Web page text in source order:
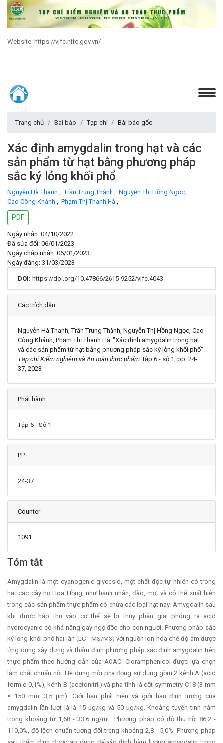
Website: https://vjfc.nifc.gov.vn/
Trang chủ Bài báo Tạp chí Bài báo gốc
Xác định amygdalin trong hạt và các
sản phẩm từ hạt bằng phương pháp
sắc ký lỏng khối phổ
Nguyễn Hà Thanh , Trần Trung Thành , Nguyễn Thị Hồng Ngọc ,
Cao Công Khánh , Phạm Thị Thanh Hà ,
PDF
Ngày nhận: 04/10/2022
Đã sửa đổi: 06/01/2023
Ngày chấp nhận: 06/01/2023
Ngày đăng: 31/03/2023
DOI: https://doi.org/10.47866/2615-9252/vjfc.4043
Chi tiết
Các trích dẫn
Nguyễn Hà Thanh, Trần Trung Thành, Nguyễn Thị Hồng Ngọc, Cao
Công Khánh, Phạm Thị Thanh Hà. "Xác định amygdalin trong hạt
và các sản phẩm từ hạt bằng phương pháp sắc ký lỏng khối phổ".
Tạp chí Kiểm nghiệm và An toàn thực phẩm. tập 6 - số 1, pp. 24-
37, 2023
Phát hành
Tập 6 - Số 1
PP
24-37
Counter
1091
Main Article Content
Tóm tắt
Amygdalin là một cyanogenic glycosid, một chất độc tự nhiên có trong
hạt các cây họ Hoa Hồng, như hạnh nhân, đào, mơ, và có thể xuất hiện
trong các sản phẩm thực phẩm có chứa các loại hạt này. Amygdalin sau
khi được hấp thu vào cơ thể sẽ bị thủy phân giải phóng ra acid
hydrocyanic có khả năng gây ngộ độc cho con người. Phương pháp sắc
ký lỏng khối phổ hai lần (LC - MS/MS) với nguồn ion hóa chế độ âm được
ứng dụng xây dựng và thẩm định phương pháp xác định amygdalin trên
thực phẩm theo hướng dẫn của AOAC. Cloramphenicol được lựa chọn
làm chất chuẩn nội. Hệ dung môi pha động sử dụng gồm 2 kênh A (acid
formic 0,1%), kênh B (acetonitril) và pha tĩnh là cột symmetry C18 (3 mm
× 150 mm, 3,5 μm). Giới hạn phát hiện và giới hạn định lượng của
amygdalin lần lượt là là 15 μg/kg và 50 μg/kg. Khoảng tuyến tính nằm
trong khoảng từ 1,68 - 33,6 ng/mL. Phương pháp có độ thu hồi 86,2 -
110,0%, độ lệch chuẩn tương đối trong khoảng 2,8 - 5,0%. Phương pháp